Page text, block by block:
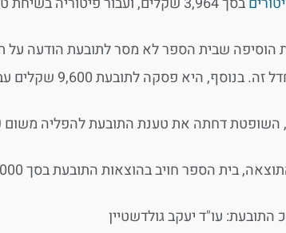
הוסיפה שבית הספר לא מסר לתובעת הודעה על
היא פסקה לתובעת 9,600 שקלים עבור פגמים שונים שנפלו בתלושי ה
השופטת דחתה את טענת התובעת להפליה משום
בית הספר חויב בהוצאות התובעת בסך 10,000 שקלים.
התובעת: עו"ד יעקב גולדשטיין